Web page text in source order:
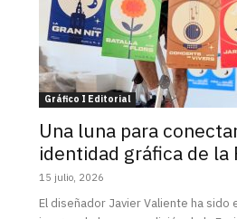
Gráfico I Editorial
Una luna para
identidad gráfica de la
15 julio, 2026
El diseñador Javier Valiente ha sido